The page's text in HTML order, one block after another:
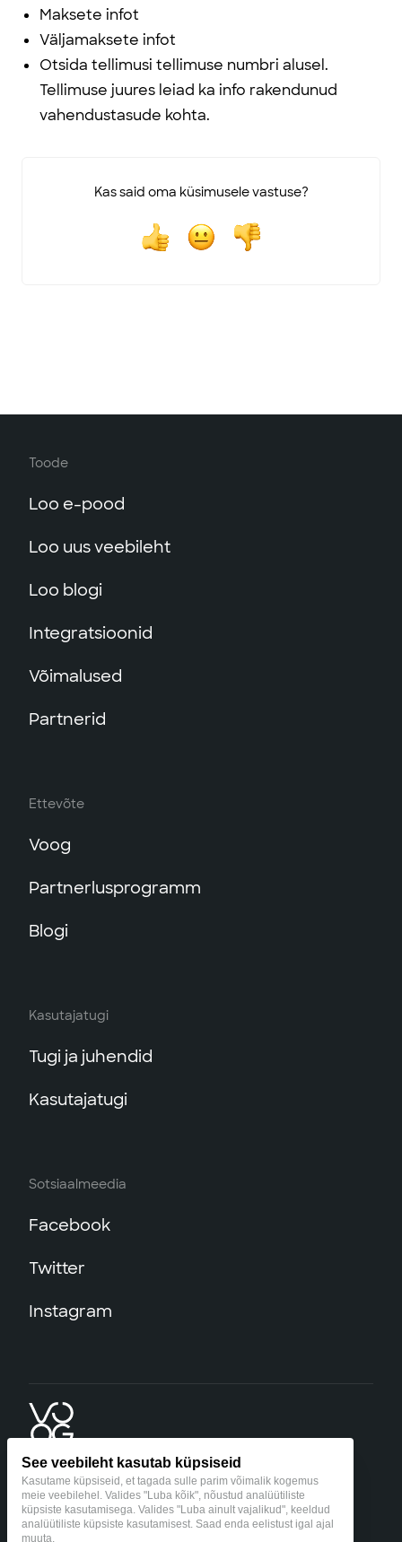
Maksete infot
Väljamaksete infot
Otsida tellimusi tellimuse numbri alusel.
Tellimuse juures leiad ka info rakendunud
vahendustasude kohta.
Kas said oma küsimusele vastuse?
Toode
Loo e-pood
Loo uus veebileht
Loo blogi
Integratsioonid
Võimalused
Partnerid
Ettevõte
Voog
Partnerlusprogramm
Blogi
Kasutajatugi
Tugi ja juhendid
Kasutajatugi
Sotsiaalmeedia
Facebook
Twitter
Instagram
©2026 Voog,hello@voog.com
See veebileht kasutab küpsiseid
Kasutame küpsiseid, et tagada sulle parim võimalik kogemus
meie veebilehel. Valides "Luba kõik", nõustud analüütiliste
küpsiste kasutamisega. Valides "Luba ainult vajalikud", keeldud
analüütiliste küpsiste kasutamisest. Saad enda eelistust igal ajal
muuta.